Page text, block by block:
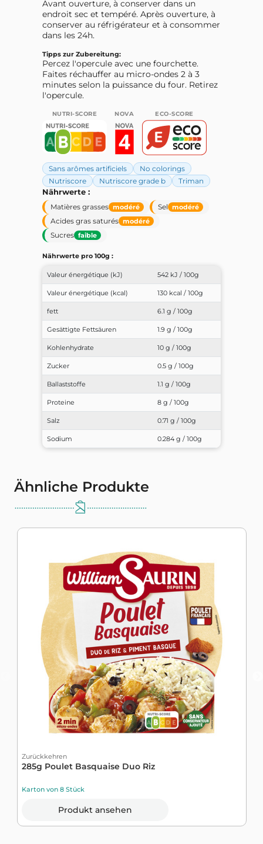
Avant ouverture, à conserver dans un
endroit sec et tempéré. Après ouverture, à
conserver au réfrigérateur et à consommer
dans les 24h.
Tipps zur Zubereitung:
Percez l'opercule avec une fourchette.
Faites réchauffer au micro-ondes 2 à 3
minutes selon la puissance du four. Retirez
l'opercule.
NUTRI-SCORE NOVA ECO-SCORE
Sans arômes artificiels
No colorings
Nutriscore
Nutriscore grade b Triman
Nährwerte :
Matières grasses modéré Sel modéré
Acides gras saturés modéré
Sucres faible
Nährwerte pro 100g :
Valeur énergétique (kJ) 542 kJ / 100g
Valeur énergétique (kcal) 130 kcal / 100g
fett 6.1 g / 100g
Gesättigte Fettsäuren 1.9 g / 100g
Kohlenhydrate 10 g / 100g
Zucker 0.5 g / 100g
Ballaststoffe 1.1 g / 100g
Proteine 8 g / 100g
Salz 0.71 g / 100g
Sodium 0.284 g / 100g
Ähnliche Produkte
Zurückkehren
285g Poulet Basquaise Duo Riz
Karton von 8 Stück
Produkt ansehen